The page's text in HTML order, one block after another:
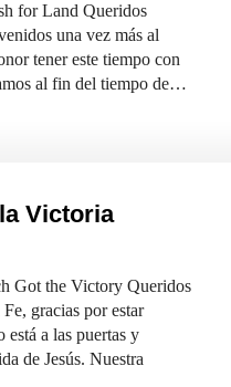
for Land Queridos
una vez más al
tener este tiempo con
al fin del tiempo de…
Victoria
Got the Victory Queridos
gracias por estar
a las puertas y
de Jesús. Nuestra